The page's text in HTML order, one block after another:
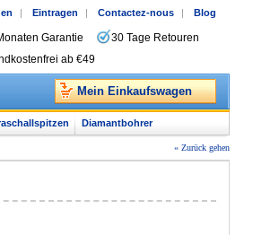
| Eintragen | Contactez-nous | Blog
Garantie
30 Tage Retouren
ab €49
Mein Einkaufswagen
Diamantbohrer
« Zurück gehen